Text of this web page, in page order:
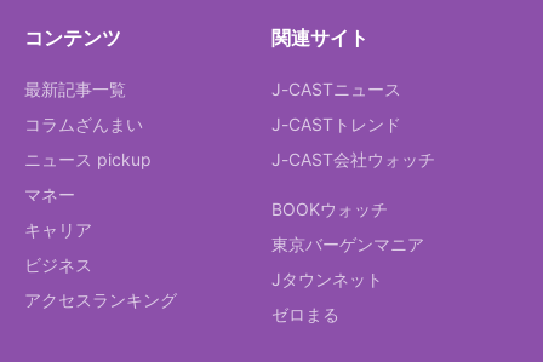
コンテンツ
最新記事一覧
コラムざんまい
ニュース pickup
マネー
キャリア
ビジネス
アクセスランキング
関連サイト
J-CASTニュース
J-CASTトレンド
J-CAST会社ウォッチ
BOOKウォッチ
東京バーゲンマニア
Jタウンネット
ゼロまる